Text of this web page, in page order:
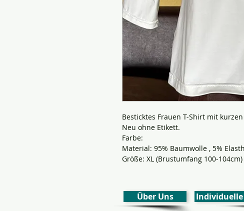
Besticktes Frauen T-Shirt mit
Neu ohne Etikett.
Farbe:
Material: 95% Baumwolle , 5%
Größe: XL (Brustumfang 100-104cm)
Über Uns